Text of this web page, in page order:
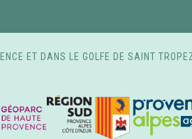
ET DANS LE GOLFE DE SAINT